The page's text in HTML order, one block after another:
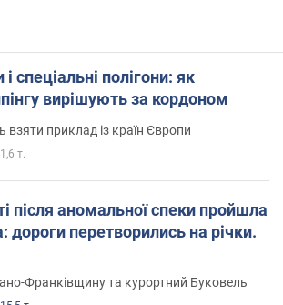
спеціальні полігони: як
вирішують за кордоном
взяти приклад із країн Європи
1,6 т.
після аномальної спеки пройшла
дороги перетворились на річки.
Франківщину та курортний Буковель